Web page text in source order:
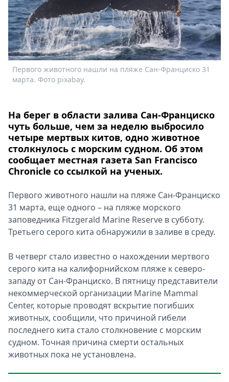
Metro
Стримы
Спецпроекты
Звезды
Выборы
2026
Скачай
Первого животного нашли на пляже Сан-Франциско 31
марта. Фото pixabay.
На берег в области залива Сан-Франциско
чуть больше, чем за неделю выбросило
четыре мертвых китов, одно животное
столкнулось с морским судном. Об этом
сообщает местная газета San Francisco
Chronicle со ссылкой на ученых.
Первого животного нашли на пляже Сан-Франциско
31 марта, еще одного – на пляже морского
заповедника Fitzgerald Marine Reserve в субботу.
Третьего серого кита обнаружили в заливе в среду.
В четверг стало известно о нахождении мертвого
серого кита на калифорнийском пляже к северо-
западу от Сан-Франциско. В пятницу представители
некоммерческой организации Marine Mammal
Center, которые проводят вскрытие погибших
животных, сообщили, что причиной гибели
последнего кита стало столкновение с морским
судном. Точная причина смерти остальных
животных пока не установлена.